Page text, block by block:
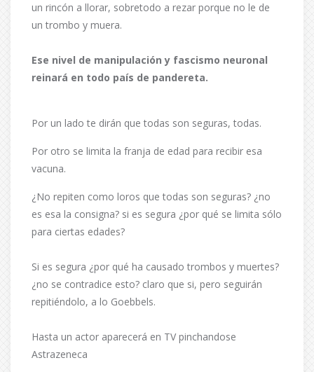
un rincón a llorar, sobretodo a rezar porque no le de
un trombo y muera.
Ese nivel de manipulación y fascismo neuronal
reinará en todo país de pandereta.
Por un lado te dirán que todas son seguras, todas.
Por otro se limita la franja de edad para recibir esa
vacuna.
¿No repiten como loros que todas son seguras? ¿no
es esa la consigna? si es segura ¿por qué se limita sólo
para ciertas edades?
Si es segura ¿por qué ha causado trombos y muertes?
¿no se contradice esto? claro que si, pero seguirán
repitiéndolo, a lo Goebbels.
Hasta un actor aparecerá en TV pinchandose
Astrazeneca